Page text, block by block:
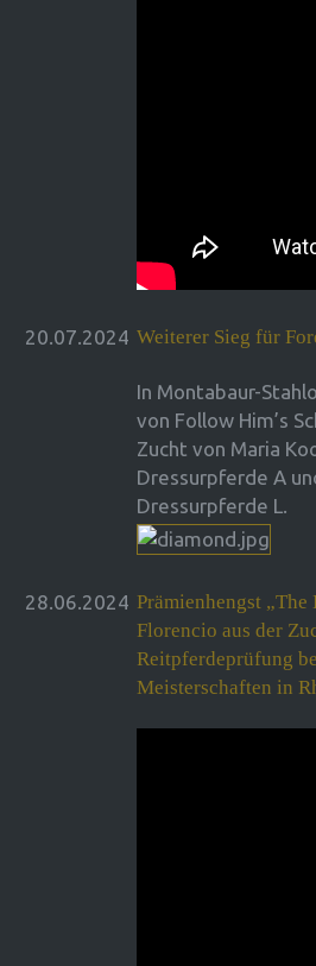
20.07.2024 Weiterer Sieg für
In Montabaur-
von Follow Him’s
Zucht von Maria
Dressurpferde A
Dressurpferde L.
28.06.2024 Prämienhengst „The
Florencio aus der
Reitpferdeprüfung
Meisterschaften in